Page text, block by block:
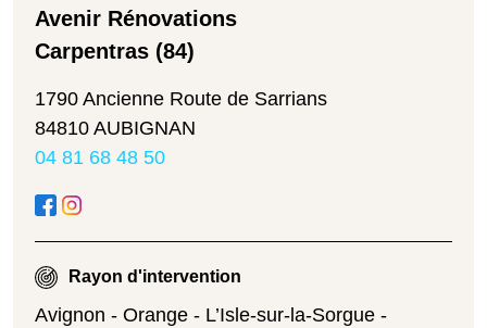
Avenir Rénovations
Carpentras (84)
1790 Ancienne Route de Sarrians
84810 AUBIGNAN
04 81 68 48 50
Rayon d'intervention
Avignon - Orange - L’Isle-sur-la-Sorgue -